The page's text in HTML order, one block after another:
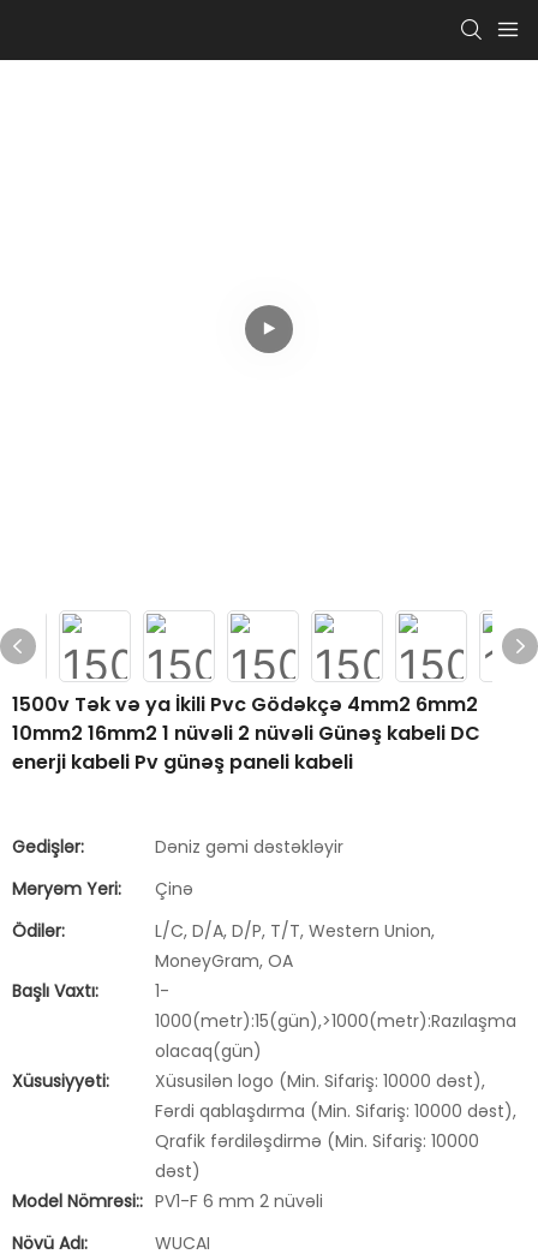
1500v Tək və ya İkili Pvc Gödəkçə 4mm2 6mm2
10mm2 16mm2 1 nüvəli 2 nüvəli Günəş kabeli DC
enerji kabeli Pv günəş paneli kabeli
Gedişlər:
Dəniz gəmi dəstəkləyir
Məryəm Yeri:
Çinə
Ödilər:
L/C, D/A, D/P, T/T, Western Union,
MoneyGram, OA
Başlı Vaxtı:
1-
1000(metr):15(gün),>1000(metr):Razılaşma
olacaq(gün)
Xüsusiyyəti:
Xüsusilən logo (Min. Sifariş: 10000 dəst),
Fərdi qablaşdırma (Min. Sifariş: 10000 dəst),
Qrafik fərdiləşdirmə (Min. Sifariş: 10000
dəst)
Model Nömrəsi:: PV1-F 6 mm 2 nüvəli
Növü Adı:
WUCAI